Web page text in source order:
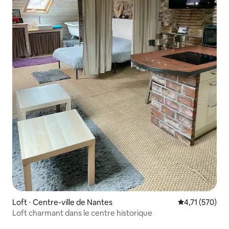
Loft ⋅ Centre-ville de Nantes Évaluation
4,71 (570)
Loft charmant dans le centre historique